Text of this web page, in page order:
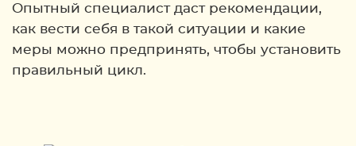
Опытный специалист даст рекомендации,
как вести себя в такой ситуации и какие
меры можно предпринять, чтобы установить
правильный цикл.